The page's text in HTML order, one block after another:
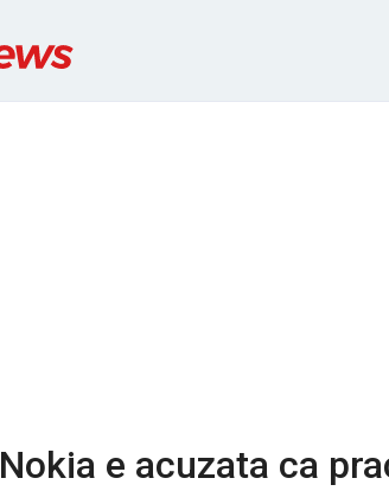
Nokia e acuzata ca